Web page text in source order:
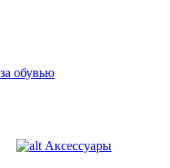
обувью
Аксессуары